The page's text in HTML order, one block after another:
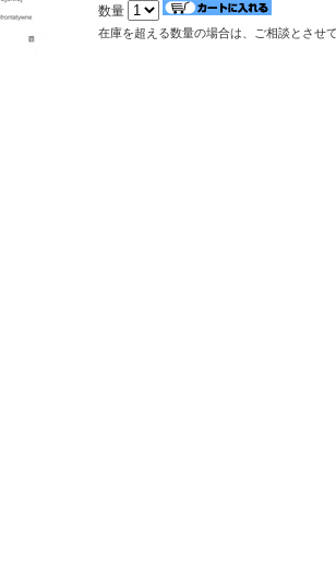
数量
在庫を超える数量の場合は、ご相談とさせ